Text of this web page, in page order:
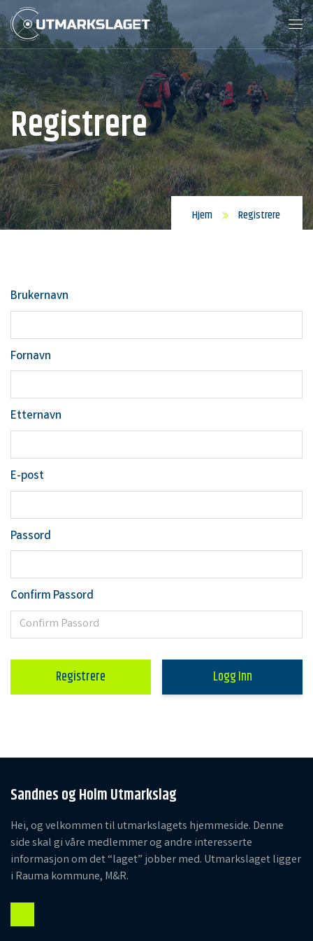
Registrere
Hjem Registrere
Brukernavn
Fornavn
Etternavn
E-post
Passord
Confirm Passord
Logg Inn
Sandnes og Holm Utmarkslag
Hei, og velkommen til utmarkslagets hjemmeside. Denne
side skal gi våre medlemmer og andre interesserte
informasjon om det “laget” jobber med. Utmarkslaget ligger
i Rauma kommune, M&R.